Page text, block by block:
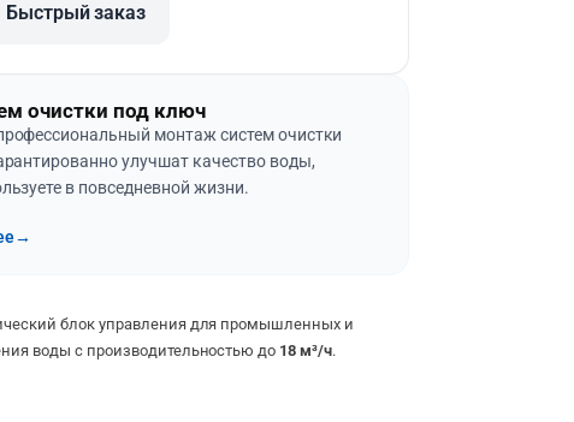
Быстрый заказ
очистки под ключ
монтаж систем очистки
улучшат качество воды,
в повседневной жизни.
→
блок управления для промышленных и
воды с производительностью до 18 м³/ч.